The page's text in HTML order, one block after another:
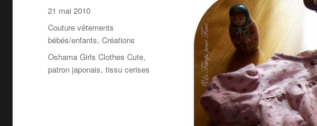
Publié
le
21 mai 2010
Catégories
Couture vêtements
bébés/enfants,Créations
Étiquettes
Oshama Girls Clothes Cute,
patron japonais,tissu cerises